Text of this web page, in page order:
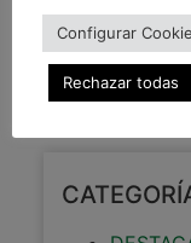
LEER MÁS »
4 agosto, 2022
Configurar
Rechazar todas